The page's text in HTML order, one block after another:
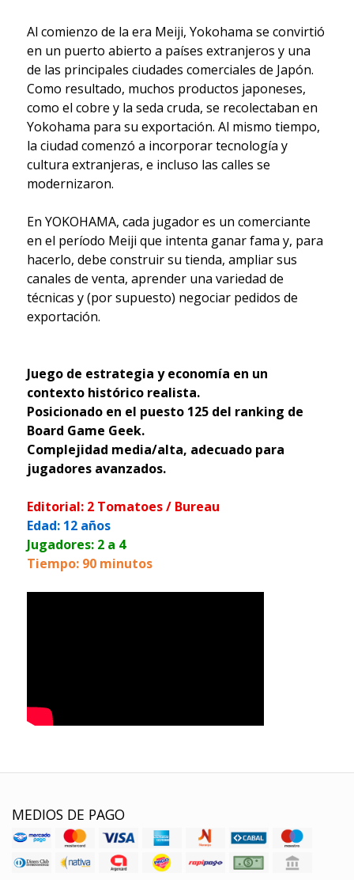
Al comienzo de la era Meiji, Yokohama se convirtió
en un puerto abierto a países extranjeros y una
de las principales ciudades comerciales de Japón.
Como resultado, muchos productos japoneses,
como el cobre y la seda cruda, se recolectaban en
Yokohama para su exportación. Al mismo tiempo,
la ciudad comenzó a incorporar tecnología y
cultura extranjeras, e incluso las calles se
modernizaron.
En YOKOHAMA, cada jugador es un comerciante
en el período Meiji que intenta ganar fama y, para
hacerlo, debe construir su tienda, ampliar sus
canales de venta, aprender una variedad de
técnicas y (por supuesto) negociar pedidos de
exportación.
Juego de estrategia y economía en un
contexto histórico realista.
Posicionado en el puesto 125 del ranking de
Board Game Geek.
Complejidad media/alta, adecuado para
jugadores avanzados.
Editorial: 2 Tomatoes / Bureau
Edad: 12 años
Jugadores: 2 a 4
Tiempo: 90 minutos
MEDIOS DE PAGO